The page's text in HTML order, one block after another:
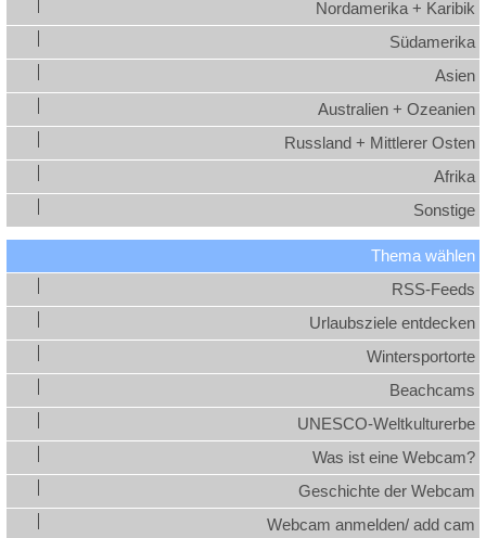
Nordamerika + Karibik
Südamerika
Asien
Australien + Ozeanien
Russland + Mittlerer Osten
Afrika
Sonstige
Thema wählen
RSS-Feeds
Urlaubsziele entdecken
Wintersportorte
Beachcams
UNESCO-Weltkulturerbe
Was ist eine Webcam?
Geschichte der Webcam
Webcam anmelden/ add cam